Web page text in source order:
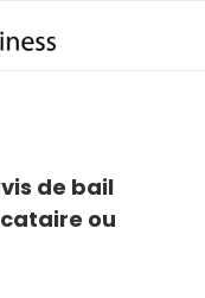
de bail
ou